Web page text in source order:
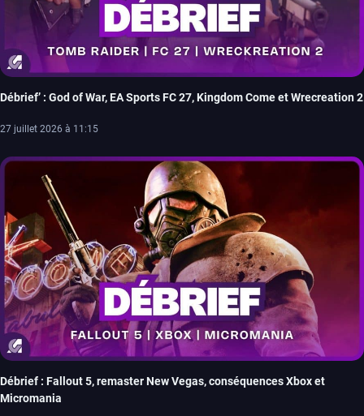
Débrief’ : God of War, EA Sports FC 27, Kingdom Come et Wrecreation 2
27 juillet 2026 à 11:15
Débrief : Fallout 5, remaster New Vegas, conséquences Xbox et
Micromania